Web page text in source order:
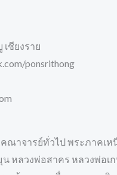
เชียงราย
ponsrithong
คณาจารย์ทั่วไป พระภาคเ
หลวงพ่อสาคร หลวงพ่อเ